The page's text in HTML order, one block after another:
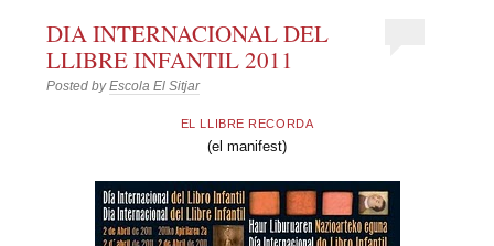
DIA INTERNACIONAL DEL
LLIBRE INFANTIL 2011
Posted byEscola El Sitjar
EL LLIBRE RECORDA
(el manifest)